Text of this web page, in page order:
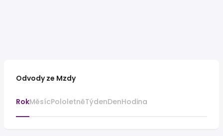
Odvody ze Mzdy
RokMěsícPololetněTýdenDenHodina